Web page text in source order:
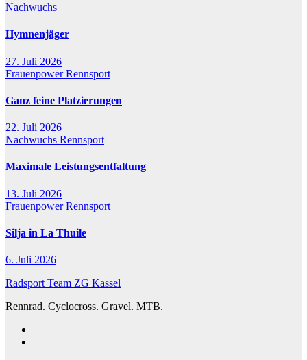
Nachwuchs
Hymnenjäger
27. Juli 2026
FrauenpowerRennsport
Ganz feine Platzierungen
22. Juli 2026
Nachwuchs Rennsport
Maximale Leistungsentfaltung
13. Juli 2026
FrauenpowerRennsport
Silja in La Thuile
6. Juli 2026
Radsport Team ZG Kassel
Rennrad. Cyclocross. Gravel. MTB.